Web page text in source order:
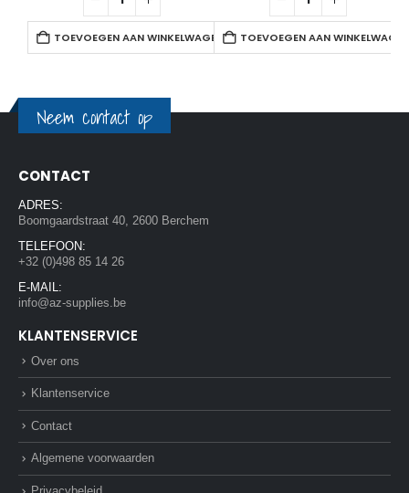
TOEVOEGEN AAN WINKELWAGEN TOEVOEGEN AAN
Neem contact op
CONTACT
ADRES:
Boomgaardstraat 40, 2600 Berchem
TELEFOON:
+32 (0)498 85 14 26
E-MAIL:
info@az-supplies.be
KLANTENSERVICE
Over ons
Klantenservice
Contact
Algemene voorwaarden